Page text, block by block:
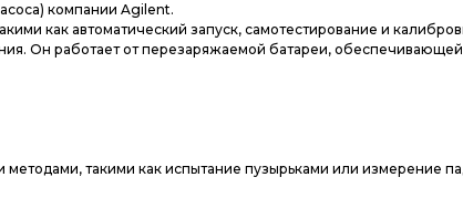
компании Agilent.
как автоматический запуск, самотестирование и
Он работает от перезаряжаемой батареи,
такими как испытание пузырьками или измерение